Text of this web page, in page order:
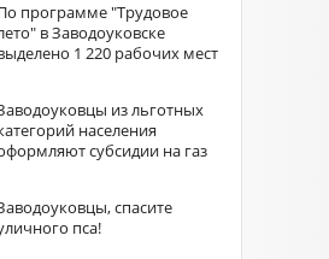
программе "Трудовое
в Заводоуковске
1 220 рабочих мест
из льготных
населения
субсидии на газ
спасите
пса!